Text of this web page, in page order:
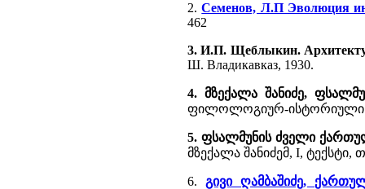
2.Семенов, Л.П Эволюция
462
3. И.П. Щеблыкин.
Ш. Владикавказ, 1930.
4. მზექალა შანიძე,
ფილოლოგიურ-ისტორიული
5. ფსალმუნის ძველი
მზექალა შანიძემ, I, ტექსტი,
6.გივი ღამბაშიძე,